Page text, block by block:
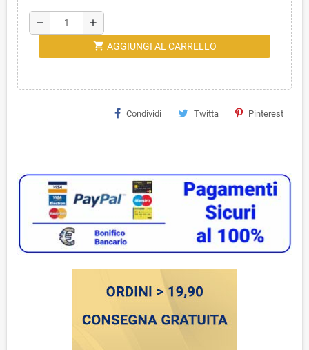
remove add
shopping_cart AGGIUNGI AL CARRELLO
Condividi Twitta Pinterest